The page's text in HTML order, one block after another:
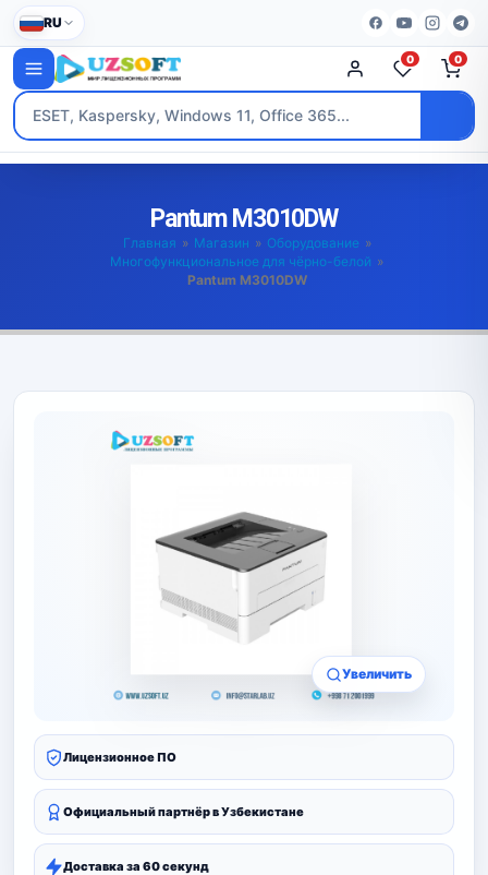
RU
0 0
Pantum M3010DW
Главная » Магазин » Оборудование »
Многофункциональное для чёрно-белой »
Pantum M3010DW
Увеличить
Лицензионное ПО
Официальный партнёр в Узбекистане
Доставка за 60 секунд